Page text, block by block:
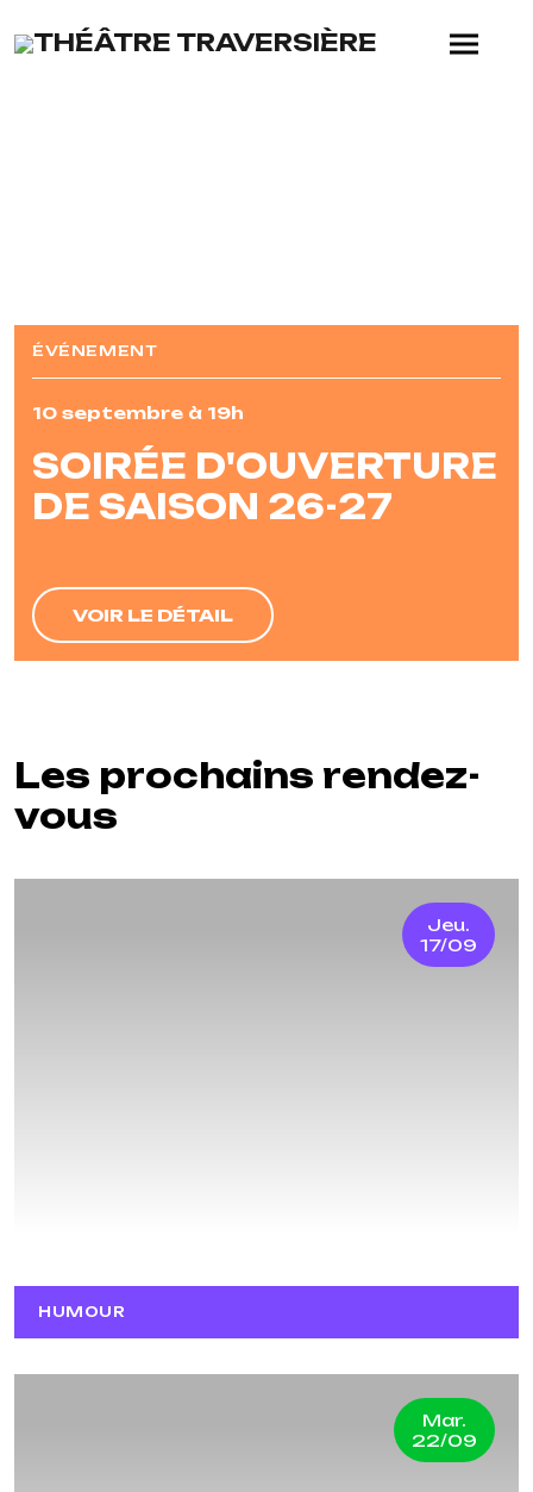
ÉVÉNEMENT
10 septembre à 19h
SOIRÉE D'OUVERTURE
DE SAISON 26-27
VOIR LE DÉTAIL
Les prochains rendez-
vous
Jeu.
17/09
HUMOUR
Mar.
22/09